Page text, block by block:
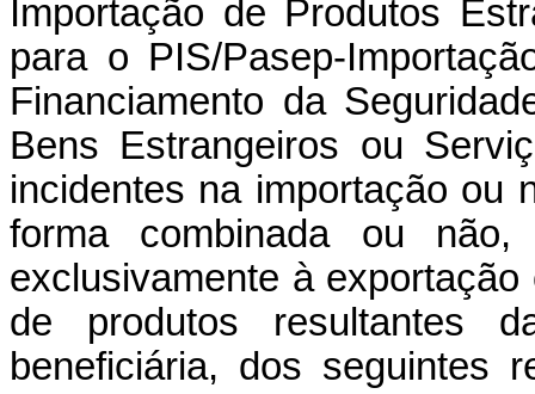
Importação de Produtos
para o PIS/Pasep-
Financiamento da
Bens Estrangeiros ou
incidentes na importação ou
forma combinada ou
exclusivamente à
de produtos resultantes
beneficiária, dos